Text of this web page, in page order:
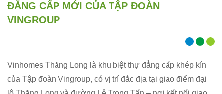
ĐẲNG CẤP MỚI CỦA TẬP ĐOÀN
VINGROUP
Vinhomes Thăng Long là khu biệt thự đẳng cấp khép kín
của Tập đoàn Vingroup, có vị trí đắc địa tại giao điểm đại